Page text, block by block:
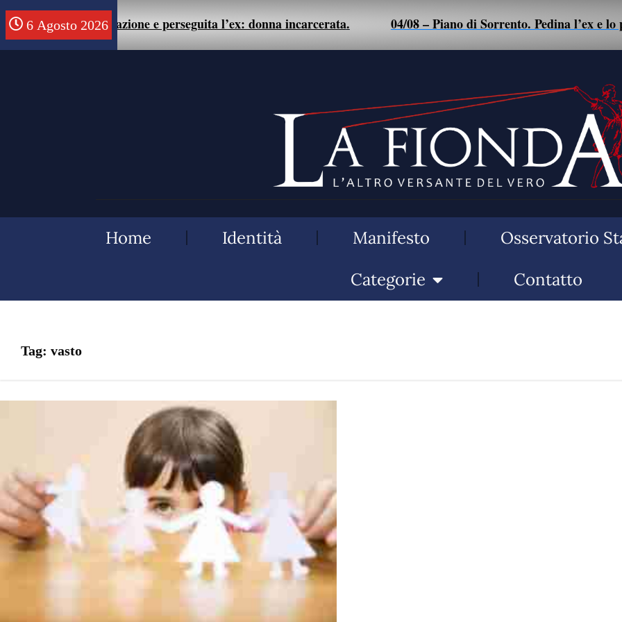
6 Agosto 2026
alla fine della relazione e perseguita l’ex: donna incarcerata. 04/08 – Piano di Sorrento. Pedina l’ex e lo
Home Identità Manifesto Osservatorio
Categorie
Contatto
Tag: vasto